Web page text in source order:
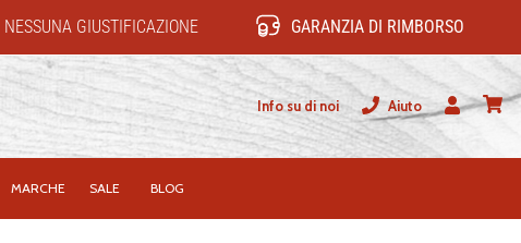
NESSUNA GIUSTIFICAZIONE GARANZIA DI RIMBORSO
Info su di noi
Aiuto
Utente
MARCHE SALE BLOG